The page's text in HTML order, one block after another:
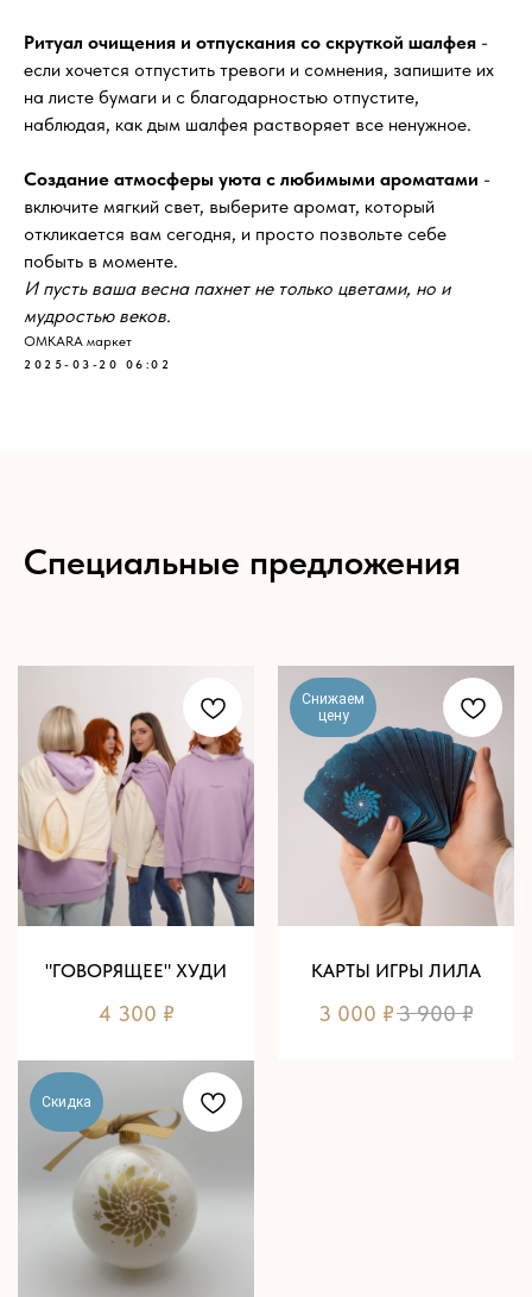
Ритуал очищения и отпускания со скруткой шалфея -
если хочется отпустить тревоги и сомнения, запишите их
на листе бумаги и с благодарностью отпустите,
наблюдая, как дым шалфея растворяет все ненужное.
Создание атмосферы уюта с любимыми ароматами -
включите мягкий свет, выберите аромат, который
откликается вам сегодня, и просто позвольте себе
побыть в моменте.
И пусть ваша весна пахнет не только цветами, но и
мудростью веков.
OMKARA маркет
2025-03-20 06:02
Специальные предложения
"ГОВОРЯЩЕЕ" ХУДИ
4 300 ₽
Снижаем
цену
КАРТЫ ИГРЫ ЛИЛА
3 000 ₽3 900 ₽
Скидка